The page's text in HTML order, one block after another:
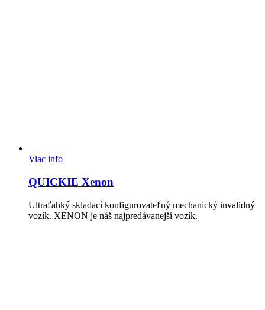
Viac info
QUICKIE Xenon
Ultraľahký skladací konfigurovateľný mechanický invalidný
vozík. XENON je náš najpredávanejší vozík.